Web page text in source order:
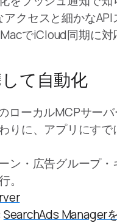
クセスと細かなAPI
でiCloud同期に対
て自動化
ーカルMCPサーバ
りに、アプリにす
ン・広告グループ
。
SearchAds Manager